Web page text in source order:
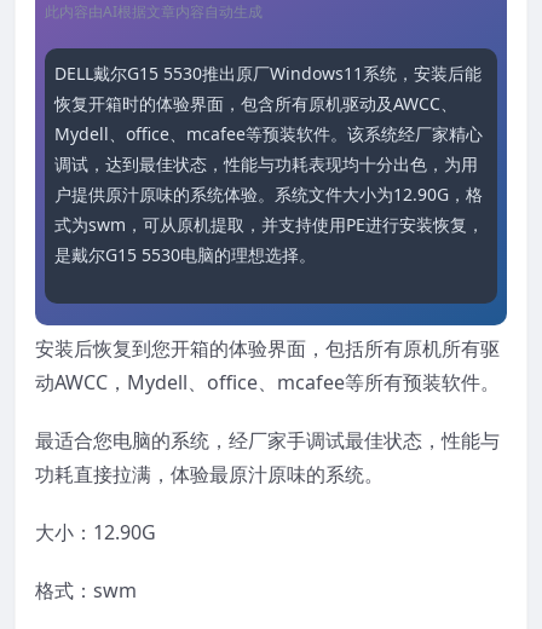
此内容由AI根据文章内容自动生成
DELL戴尔G15 5530推出原厂Windows11系统，安装后能
恢复开箱时的体验界面，包含所有原机驱动及AWCC、
Mydell、office、mcafee等预装软件。该系统经厂家精心
调试，达到最佳状态，性能与功耗表现均十分出色，为用
户提供原汁原味的系统体验。系统文件大小为12.90G，格
式为swm，可从原机提取，并支持使用PE进行安装恢复，
是戴尔G15 5530电脑的理想选择。
安装后恢复到您开箱的体验界面，包括所有原机所有驱
动AWCC，Mydell、office、mcafee等所有预装软件。
最适合您电脑的系统，经厂家手调试最佳状态，性能与
功耗直接拉满，体验最原汁原味的系统。
大小：12.90G
格式：swm